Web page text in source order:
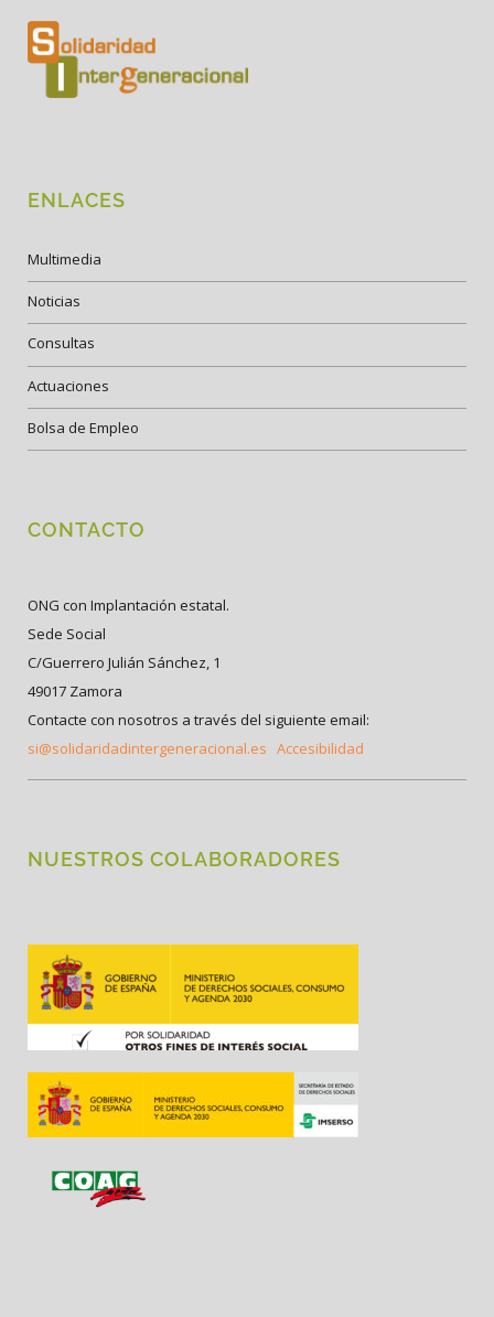
ENLACES
Multimedia
Noticias
Consultas
Actuaciones
Bolsa de Empleo
CONTACTO
ONG con Implantación estatal.
Sede Social
C/Guerrero Julián Sánchez, 1
49017 Zamora
Contacte con nosotros a través del siguiente email:
si@solidaridadintergeneracional.es Accesibilidad
NUESTROS COLABORADORES